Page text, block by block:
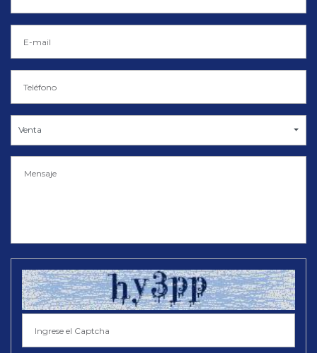
Venta